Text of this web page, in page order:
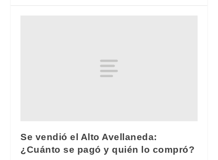
Se vendió el Alto Avellaneda:
¿Cuánto se pagó y quién lo compró?